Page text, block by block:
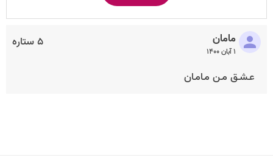
۵ ستاره مامان
۱ آبان ۱۴۰۰
عـشـق مـن مـامـان